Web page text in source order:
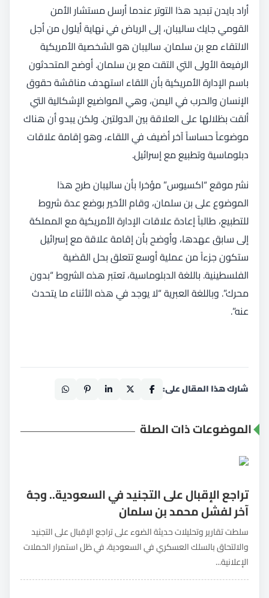
أراد بايدن تبديد هذا التوتر عندما أرسل مستشار الأمن
القومي جايك ساليبان، إلى الرياض في نهاية أيلول من أجل
الالتقاء مع بن سلمان. ساليبان هو الشخصية الأمريكية
الرفيعة الأولى التي التقت مع بن سلمان. أوضح المتحدثون
باسم الإدارة الأمريكية بأن اللقاء استهدف مناقشة حقوق
الإنسان والحرب في اليمن، وهي المواضيع الإشكالية التي
ألقت بظلالها على العلاقة بين الدولتين. ولكن يبدو أن هناك
موضوعاً حساساً آخر أضيف في اللقاء، وهو إقامة علاقات
دبلوماسية وتطبيع مع إسرائيل.
نشر موقع “اكسيوس” مؤخرا بأن ساليبان طرح هذا
الموضوع على بن سلمان، وقام الأخير بوضع عدة شروط
للتطبيع، طالباً إعادة علاقات الإدارة الأمريكية مع المملكة
إلى سابق عهدها، وأوضح بأن إقامة علاقة مع إسرائيل
ستكون جزءاً من عملية أوسع تتعلق بحل القضية
الفلسطينية. باللغة الدبلوماسية، تعتبر هذه الشروط “بدون
محرك”. وباللغة العبرية “لا يوجد في هذه الأثناء ما يتحدث
عنه”.
شارك هذا المقال على:
الموضوعات ذات الصلة
تراجع الإقبال على التجنيد في السعودية.. وجهٌ
آخر لفشل محمد بن سلمان
سلطت تقارير وتحليلات حديثة الضوء على تراجع الإقبال على التجنيد
والالتحاق بالسلك العسكري في السعودية، في ظل استمرار الحملات
الإعلانية...